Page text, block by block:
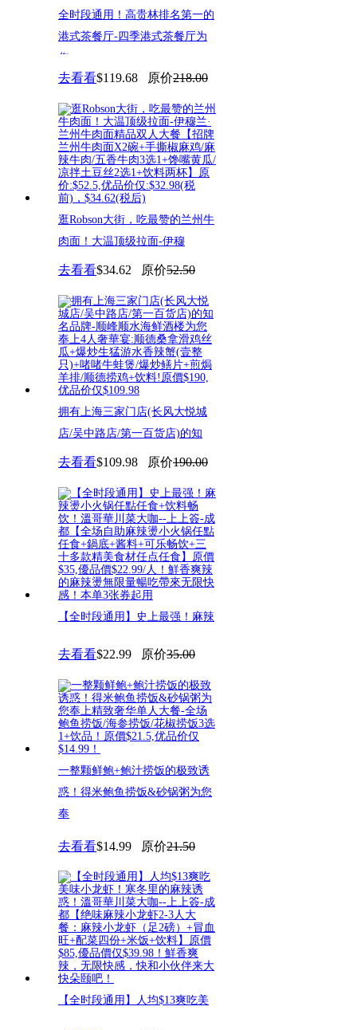
全时段通用！高贵林排名第一的
港式茶餐厅-四季港式茶餐厅为
您
去看看$119.68 原价218.00
逛Robson大街，吃最赞的兰州牛
肉面！大温顶级拉面-伊穆
去看看$34.62 原价52.50
拥有上海三家门店(长风大悦城
店/吴中路店/第一百货店)的知
去看看$109.98 原价190.00
【全时段通用】史上最强！麻辣
溫
去看看$22.99 原价35.00
一整颗鲜鲍+鲍汁捞饭的极致诱
惑！得米鲍鱼捞饭&砂锅粥为您
奉
去看看$14.99 原价21.50
【全时段通用】人均$13爽吃美